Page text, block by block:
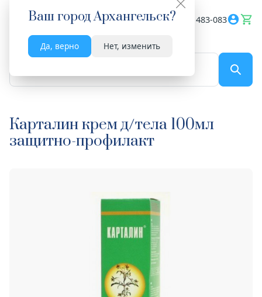
Ваш городАрхангельск?
Да, верно Нет, изменить
Весь сайт 8182 483-083
Карталин крем д/тела 100мл
защитно-профилакт